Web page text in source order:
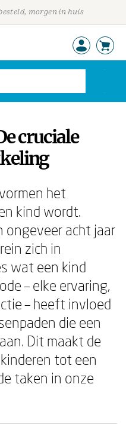
morgen in huis
cruciale
het
kind wordt.
ongeveer acht jaar
zich in
wat een kind
– elke ervaring,
– heeft invloed
die een
Dit maakt de
tot een
taken in onze